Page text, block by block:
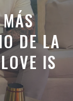
DE LA
IS